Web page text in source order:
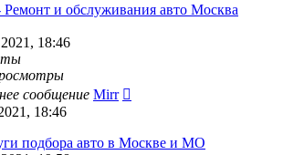
Ремонт и обслуживания авто Москва
18:46
сообщение Mirr
18:46
подбора авто в Москве и МО